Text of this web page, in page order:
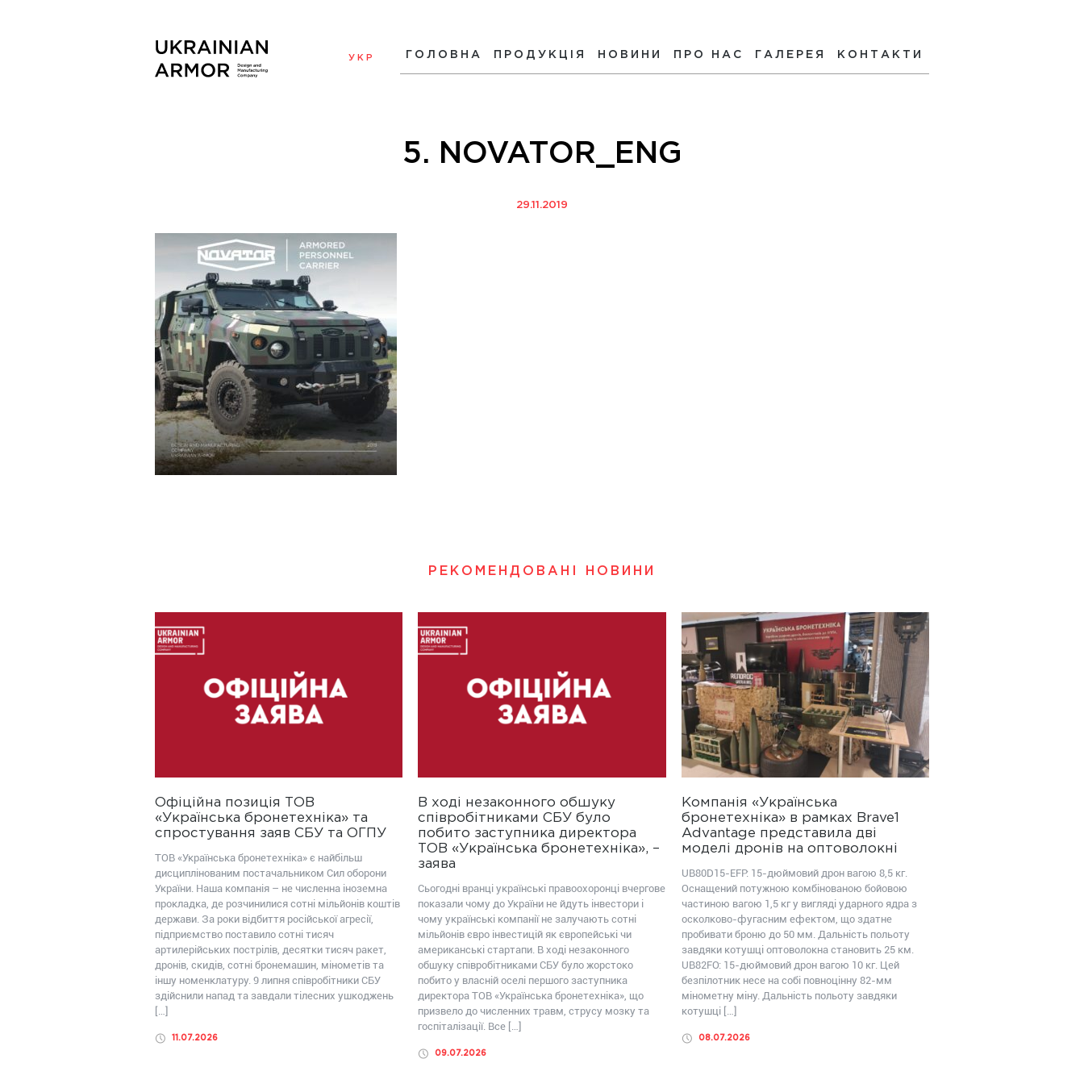
УКР ГОЛОВНА ПРОДУКЦІЯ НОВИНИ ПРО НАС ГАЛЕРЕЯ КОНТАКТИ
5. NOVATOR_ENG
29.11.2019
РЕКОМЕНДОВАНІ НОВИНИ
Офіційна позиція ТОВ
«Українська бронетехніка» та
спростування заяв СБУ та ОГПУ
ТОВ «Українська бронетехніка» є найбільш
дисциплінованим постачальником Сил оборони
України. Наша компанія – не численна іноземна
прокладка, де розчинилися сотні мільйонів коштів
держави. За роки відбиття російської агресії,
підприємство поставило сотні тисяч
артилерійських пострілів, десятки тисяч ракет,
дронів, скидів, сотні бронемашин, мінометів та
іншу номенклатуру. 9 липня співробітники СБУ
здійснили напад та завдали тілесних ушкоджень
[…]
11.07.2026
В ході незаконного обшуку
співробітниками СБУ було
побито заступника директора
ТОВ «Українська бронетехніка», –
заява
Сьогодні вранці українські правоохоронці вчергове
показали чому до України не йдуть інвестори і
чому українські компанії не залучають сотні
мільйонів євро інвестицій як європейські чи
американські стартапи. В ході незаконного
обшуку співробітниками СБУ було жорстоко
побито у власній оселі першого заступника
директора ТОВ «Українська бронетехніка», що
призвело до численних травм, струсу мозку та
госпіталізації. Все […]
09.07.2026
Компанія «Українська
бронетехніка» в рамках Brave1
Advantage представила дві
моделі дронів на оптоволокні
UB80D15-EFP: 15-дюймовий дрон вагою 8,5 кг.
Оснащений потужною комбінованою бойовою
частиною вагою 1,5 кг у вигляді ударного ядра з
осколково-фугасним ефектом, що здатне
пробивати броню до 50 мм. Дальність польоту
завдяки котушці оптоволокна становить 25 км.
UB82FО: 15-дюймовий дрон вагою 10 кг. Цей
безпілотник несе на собі повноцінну 82-мм
мінометну міну. Дальність польоту завдяки
котушці […]
08.07.2026